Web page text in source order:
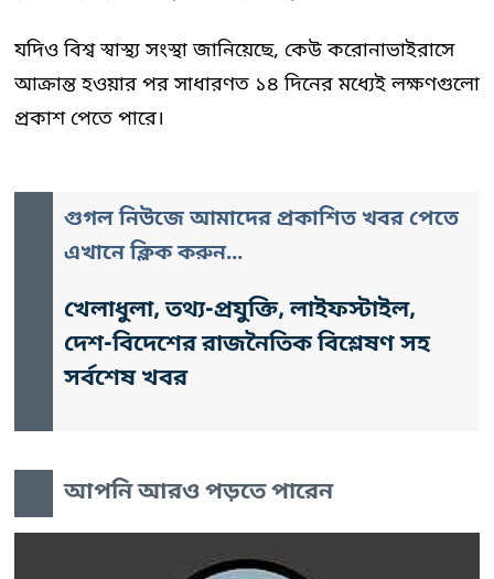
যদিও বিশ্ব স্বাস্থ্য সংস্থা জানিয়েছে, কেউ করোনাভাইরাসে
আক্রান্ত হওয়ার পর সাধারণত ১৪ দিনের মধ্যেই লক্ষণগুলো
প্রকাশ পেতে পারে।
গুগল নিউজে আমাদের প্রকাশিত খবর পেতে
এখানে ক্লিক করুন...
খেলাধুলা, তথ্য-প্রযুক্তি, লাইফস্টাইল,
দেশ-বিদেশের রাজনৈতিক বিশ্লেষণ সহ
সর্বশেষ খবর
আপনি আরও পড়তে পারেন